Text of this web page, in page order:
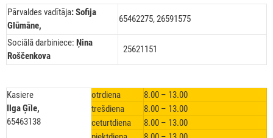
Pārvaldes vadītāja: Sofija
Glūmāne,
65462275, 26591575
Sociālā darbiniece: Ņina
Roščenkova
25621151
Kasiere
Ilga Ģīle,
65463138
otrdiena
8.00 – 13.00
trešdiena
8.00 – 13.00
ceturtdiena
8.00 – 13.00